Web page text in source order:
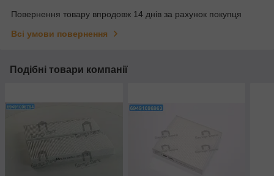
Повернення товару впродовж 14 днів за рахунок покупця
Всі умови повернення
Подібні товари компанії